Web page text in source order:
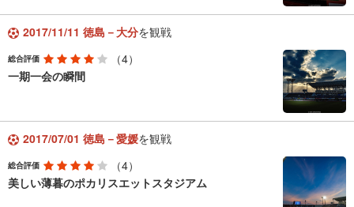
2017/11/11 徳島－大分を観戦
総合評価
（4）
一期一会の瞬間
2017/07/01 徳島－愛媛を観戦
総合評価
（4）
美しい薄暮のポカリスエットスタジアム